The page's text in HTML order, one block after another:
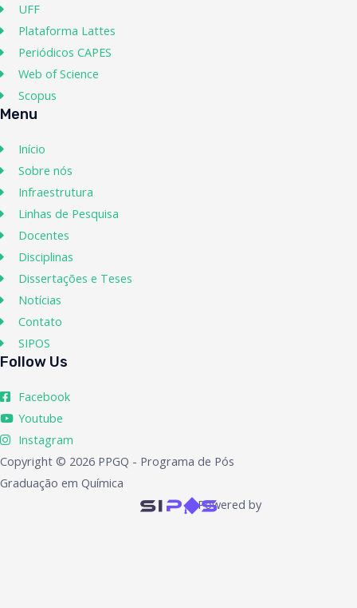
UFF
Plataforma Lattes
Periódicos CAPES
Web of Science
Scopus
Menu
Início
Sobre nós
Infraestrutura
Linhas de Pesquisa
Docentes
Disciplinas
Dissertações e Teses
Notícias
Contato
SIPOS
Follow Us
Facebook
Youtube
Instagram
Copyright © 2026 PPGQ - Programa de Pós
Graduação em Química
Powered by